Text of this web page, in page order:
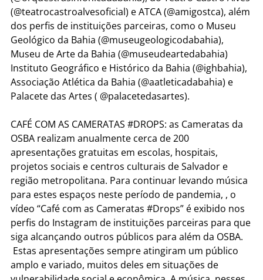
(@teatrocastroalvesoficial) e ATCA (@amigostca), além
dos perfis de instituições parceiras, como o Museu
Geológico da Bahia (@museugeologicodabahia),
Museu de Arte da Bahia (@museudeartedabahia)
Instituto Geográfico e Histórico da Bahia (@ighbahia),
Associação Atlética da Bahia (@aatleticadabahia) e
Palacete das Artes ( @palacetedasartes).
CAFÉ COM AS CAMERATAS #DROPS: as Cameratas da
OSBA realizam anualmente cerca de 200
apresentações gratuitas em escolas, hospitais,
projetos sociais e centros culturais de Salvador e
região metropolitana. Para continuar levando música
para estes espaços neste período de pandemia, , o
vídeo “Café com as Cameratas #Drops” é exibido nos
perfis do Instagram de instituições parceiras para que
siga alcançando outros públicos para além da OSBA.
Estas apresentações sempre atingiram um público
amplo e variado, muitos deles em situações de